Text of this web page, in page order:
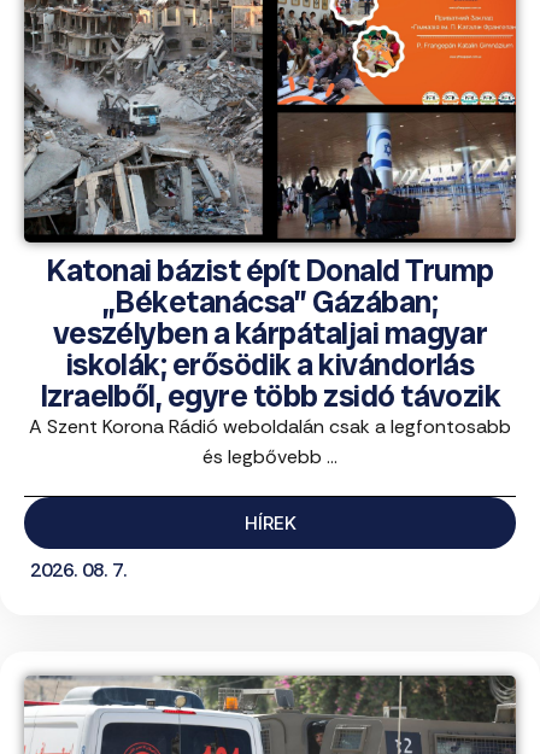
Katonai bázist épít Donald Trump
„Béketanácsa” Gázában;
veszélyben a kárpátaljai magyar
iskolák; erősödik a kivándorlás
Izraelből, egyre több zsidó távozik
A Szent Korona Rádió weboldalán csak a legfontosabb
és legbővebb ...
HÍREK
2026. 08. 7.